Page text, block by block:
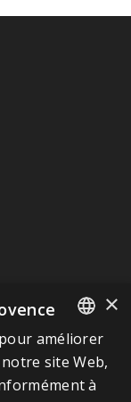
FRENCH
ITALIAN
×
améliorer
site Web,
à